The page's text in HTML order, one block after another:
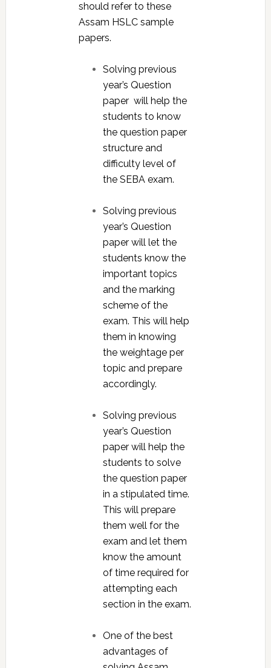
should refer to these
Assam HSLC sample
papers.
Solving previous
year’s Question
paper will help the
students to know
the question paper
structure and
difficulty level of
the SEBA exam.
Solving previous
year’s Question
paper will let the
students know the
important topics
and the marking
scheme of the
exam. This will help
them in knowing
the weightage per
topic and prepare
accordingly.
Solving previous
year’s Question
paper will help the
students to solve
the question paper
in a stipulated time.
This will prepare
them well for the
exam and let them
know the amount
of time required for
attempting each
section in the exam.
One of the best
advantages of